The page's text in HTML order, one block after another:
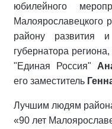
юбилейного
Малоярославецкого
району развития и
губернатора
"Единая Россия"
его заместитель
Лучшим людям
«90 лет